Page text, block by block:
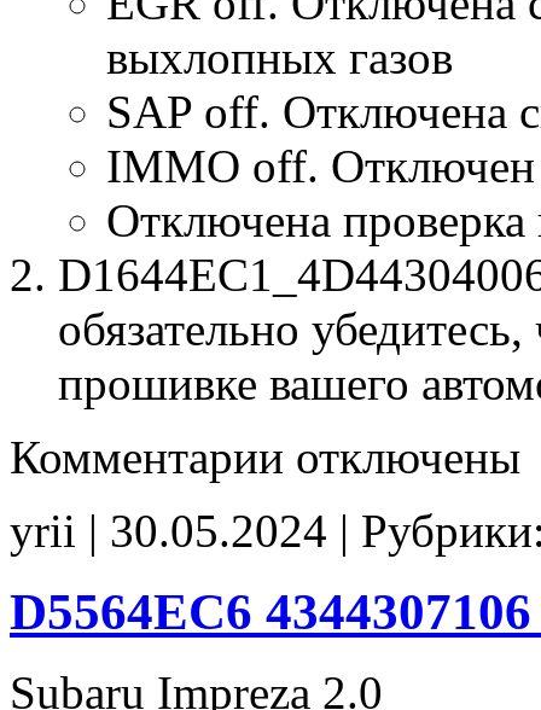
выхлопных газов
SAP off. Отключена
IMMO off. Отключен
Отключена
обязательно
прошивке вашего
Комментарии записи
Stage1
E2(EGR_SAP_off)
CHK(fix)
отключены
yrii | 30.05.2024 |
D5564EC6
Subaru Impreza 2.0